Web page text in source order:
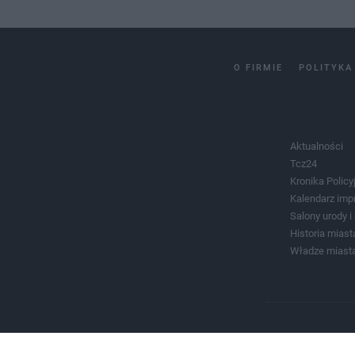
O FIRMIE POLITYKA
Aktualności
Tcz24
Kronika
Kalendarz
Salony urody i
Historia
Władze